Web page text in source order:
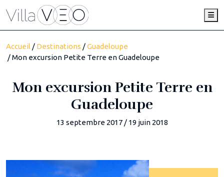
Accueil / Destinations /Guadeloupe
/ Mon excursion Petite Terre en Guadeloupe
Mon excursion Petite Terre en
Guadeloupe
13 septembre 2017 / 19 juin 2018